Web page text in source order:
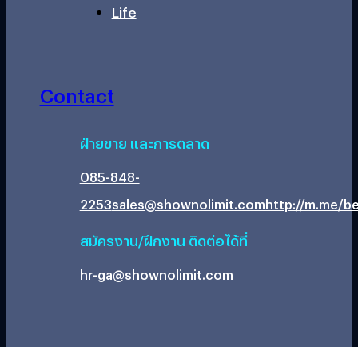
Life
Contact
ฝ่ายขาย และการตลาด
085-848-
2253sales@shownolimit.comhttp://m.me/
สมัครงาน/ฝึกงาน ติดต่อได้ที่
hr-ga@shownolimit.com